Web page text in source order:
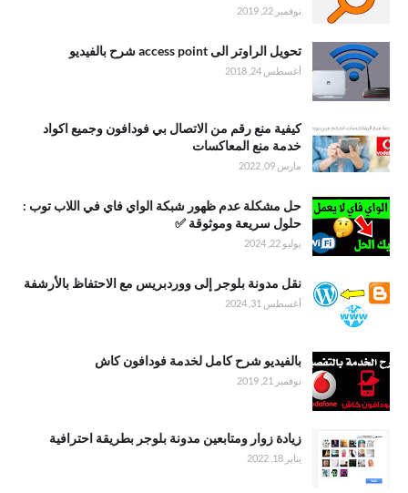
نوفمبر 22, 2019
تحويل الراوتر الى access point شرح بالفيديو
أغسطس 24, 2018
كيفية منع رقم من الاتصال بي فودافون وجميع اكواد
خدمة منع المعاكسات
مارس 09, 2022
حل مشكلة عدم ظهور شبكة الواي فاي في اللاب توب :
حلول سريعة وموثوقة ✅
يوليو 22, 2024
نقل مدونة بلوجر إلى ووردبريس مع الاحتفاظ بالأرشفة
أغسطس 31, 2024
بالفيديو شرح كامل لخدمة فودافون كاش
نوفمبر 21, 2019
زيادة زوار ومتابعين مدونة بلوجر بطريقة احترافية
يناير 18, 2022